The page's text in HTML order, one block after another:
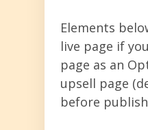
Elements
live page if
page as an
upsell page
before